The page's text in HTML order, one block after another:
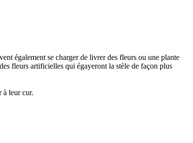
également se charger de livrer des fleurs ou une plante
fleurs artificielles qui égayeront la stèle de façon plus
leur cur.